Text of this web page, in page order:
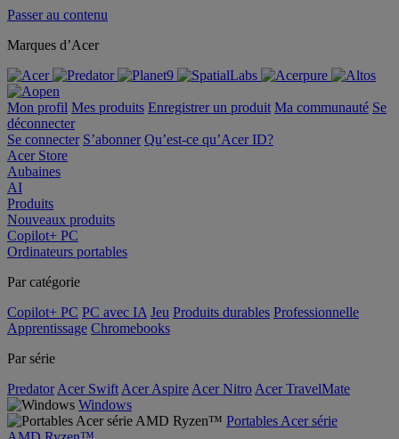
Passer au contenu
Marques d’Acer
Mon profil Mes produits Enregistrer un produit Ma communauté Se
déconnecter
Se connecter S’abonner Qu’est-ce qu’Acer ID?
Acer Store
Aubaines
AI
Produits
Nouveaux produits
Copilot+ PC
Ordinateurs portables
Par catégorie
Copilot+ PC PC avec IA Jeu Produits durables Professionnelle
Apprentissage Chromebooks
Par série
Predator Acer Swift Acer Aspire Acer Nitro Acer TravelMate
Windows
Portables Acer série